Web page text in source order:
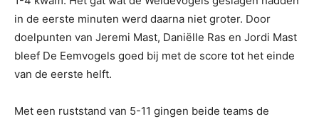
in de eerste minuten werd daarna niet groter. Door
doelpunten van Jeremi Mast, Daniëlle Ras en Jordi Mast
bleef De Eemvogels goed bij met de score tot het einde
van de eerste helft.
Met een ruststand van 5-11 gingen beide teams de